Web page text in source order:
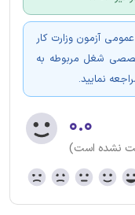
آزمون وزارت کار
شغل مربوطه به
نمایید.
۰.۰
نشده است)